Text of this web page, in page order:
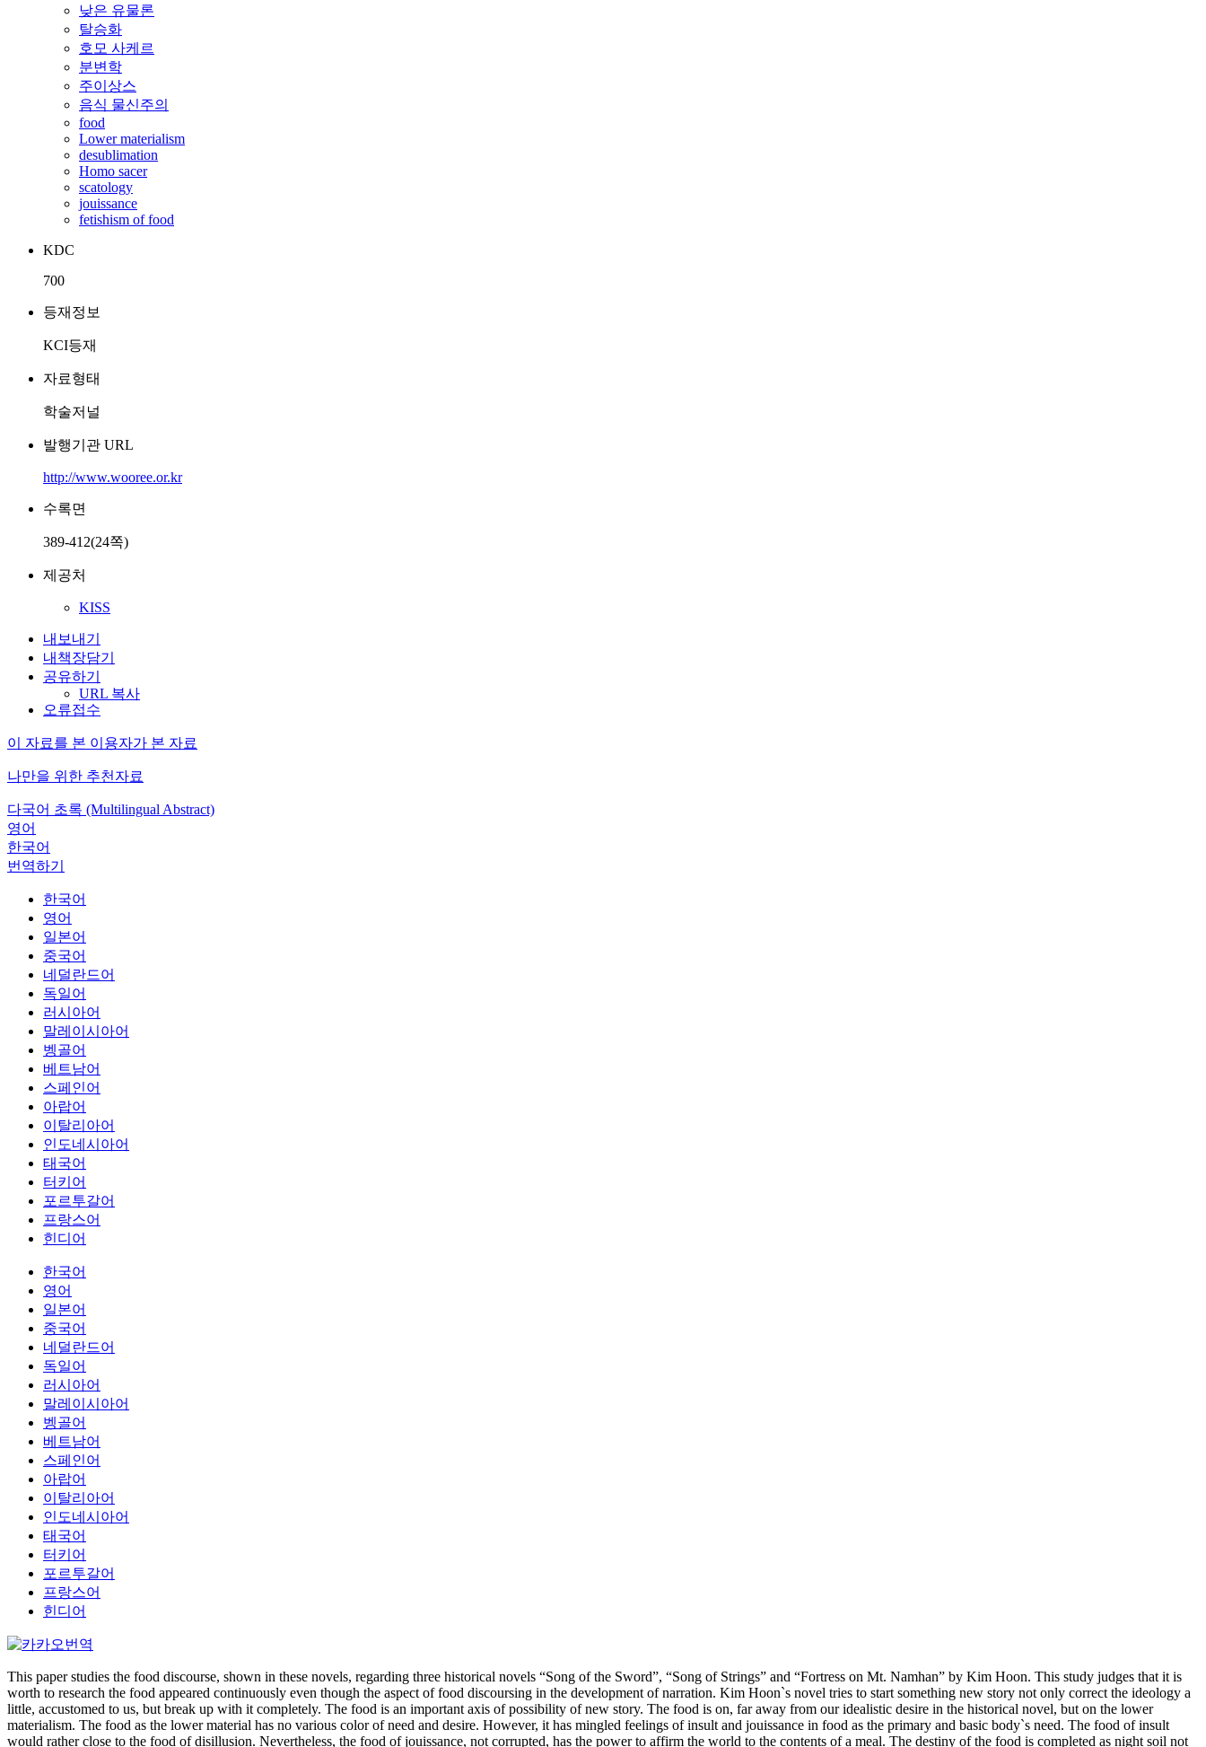
낮은 유물론
탈승화
호모 사케르
분변학
주이상스
음식 물신주의
food
Lower materialism
desublimation
Homo sacer
scatology
jouissance
fetishism of food
KDC
700
등재정보
KCI등재
자료형태
학술저널
발행기관 URL
http://www.wooree.or.kr
수록면
389-412(24쪽)
제공처
KISS
내보내기
내책장담기
공유하기
URL 복사
오류접수
이 자료를 본 이용자가 본 자료
나만을 위한 추천자료
다국어 초록 (Multilingual Abstract)
영어
한국어
번역하기
한국어
영어
일본어
중국어
네덜란드어
독일어
러시아어
말레이시아어
벵골어
베트남어
스페인어
아랍어
이탈리아어
인도네시아어
태국어
터키어
포르투갈어
프랑스어
힌디어
한국어
영어
일본어
중국어
네덜란드어
독일어
러시아어
말레이시아어
벵골어
베트남어
스페인어
아랍어
이탈리아어
인도네시아어
태국어
터키어
포르투갈어
프랑스어
힌디어
This paper studies the food discourse, shown in these novels, regarding three historical novels “Song of the Sword”, “Song of Strings” and “Fortress on Mt. Namhan” by Kim Hoon. This study judges that it is
worth to research the food appeared continuously even though the aspect of food discoursing in the development of narration. Kim Hoon`s novel tries to start something new story not only correct the ideology a
little, accustomed to us, but break up with it completely. The food is an important axis of possibility of new story. The food is on, far away from our idealistic desire in the historical novel, but on the lower
materialism. The food as the lower material has no various color of need and desire. However, it has mingled feelings of insult and jouissance in food as the primary and basic body`s need. The food of insult
would rather close to the food of disillusion. Nevertheless, the food of jouissance, not corrupted, has the power to affirm the world to the contents of a meal. The destiny of the food is completed as night soil not